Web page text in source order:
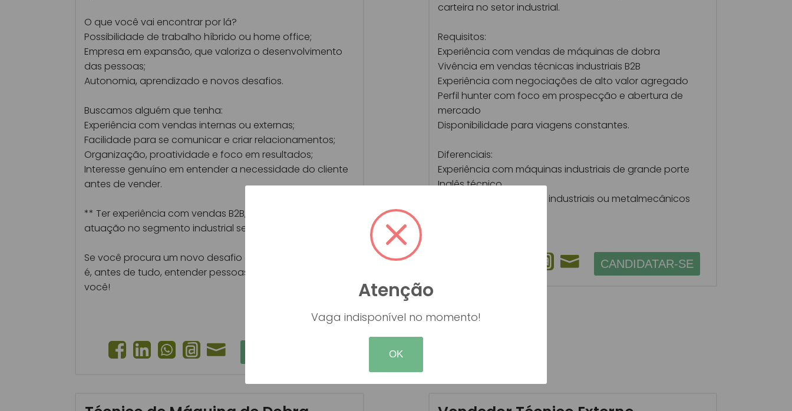
O que você vai encontrar por lá?
Possibilidade de trabalho híbrido ou home office;
Empresa em expansão, que valoriza o desenvolvimento
das pessoas;
Autonomia, aprendizado e novos desafios.
Buscamos alguém que tenha:
Experiência com vendas internas ou externas;
Facilidade para se comunicar e criar relacionamentos;
Organização, proatividade e foco em resultados;
Interesse genuíno em entender a necessidade do cliente
antes de vender.
** Ter experiência com vendas B2B, inglês básico ou
atuação no segmento industrial será um diferencial.
Se você procura um novo desafio e acredita que vender
é, antes de tudo, entender pessoas, queremos conhecer
você!
carteira no setor industrial.
Requisitos:
Experiência com vendas de máquinas de dobra
Vivência em vendas técnicas industriais B2B
Experiência com negociações de alto valor agregado
Perfil hunter com foco em prospecção e abertura de
mercado
Disponibilidade para viagens constantes.
Diferenciais:
Experiência com máquinas industriais de grande porte
Inglês técnico
Vivência em ambientes industriais ou metalmecânicos
CANDIDATAR-SE
Atenção
Vaga indisponível no momento!
OK